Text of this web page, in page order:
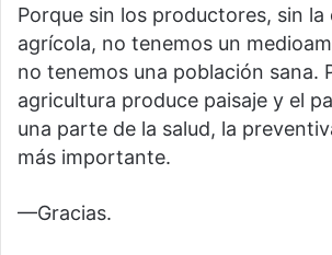
Porque sin los productores, sin la
agrícola, no tenemos un
no tenemos una población sana.
agricultura produce paisaje y el
una parte de la salud, la
más importante.
—Gracias.